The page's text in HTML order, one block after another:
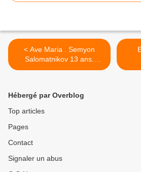
< Ave Maria . Semyon
Salomatnikov 13 ans.
bonne semaine!
Hébergé par Overblog
Top articles
Pages
Contact
Signaler un abus